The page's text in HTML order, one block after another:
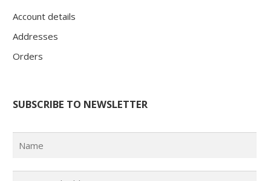
Account details
Addresses
Orders
SUBSCRIBE TO NEWSLETTER